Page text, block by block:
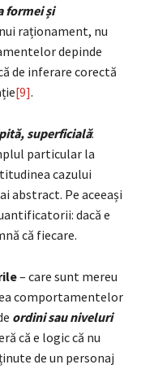
formei și
raționament, nu
depinde
de inferare corectă
[9].
superficială:
particular la
cazului
abstract. Pe aceeași
dacă e
că fiecare.
– care sunt mereu
comportamentelor
ordini sau niveluri
că e logic că nu
de un personaj